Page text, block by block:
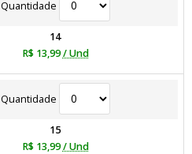
Quantidade
14
R$ 13,99 / Und
Quantidade
15
R$ 13,99 / Und